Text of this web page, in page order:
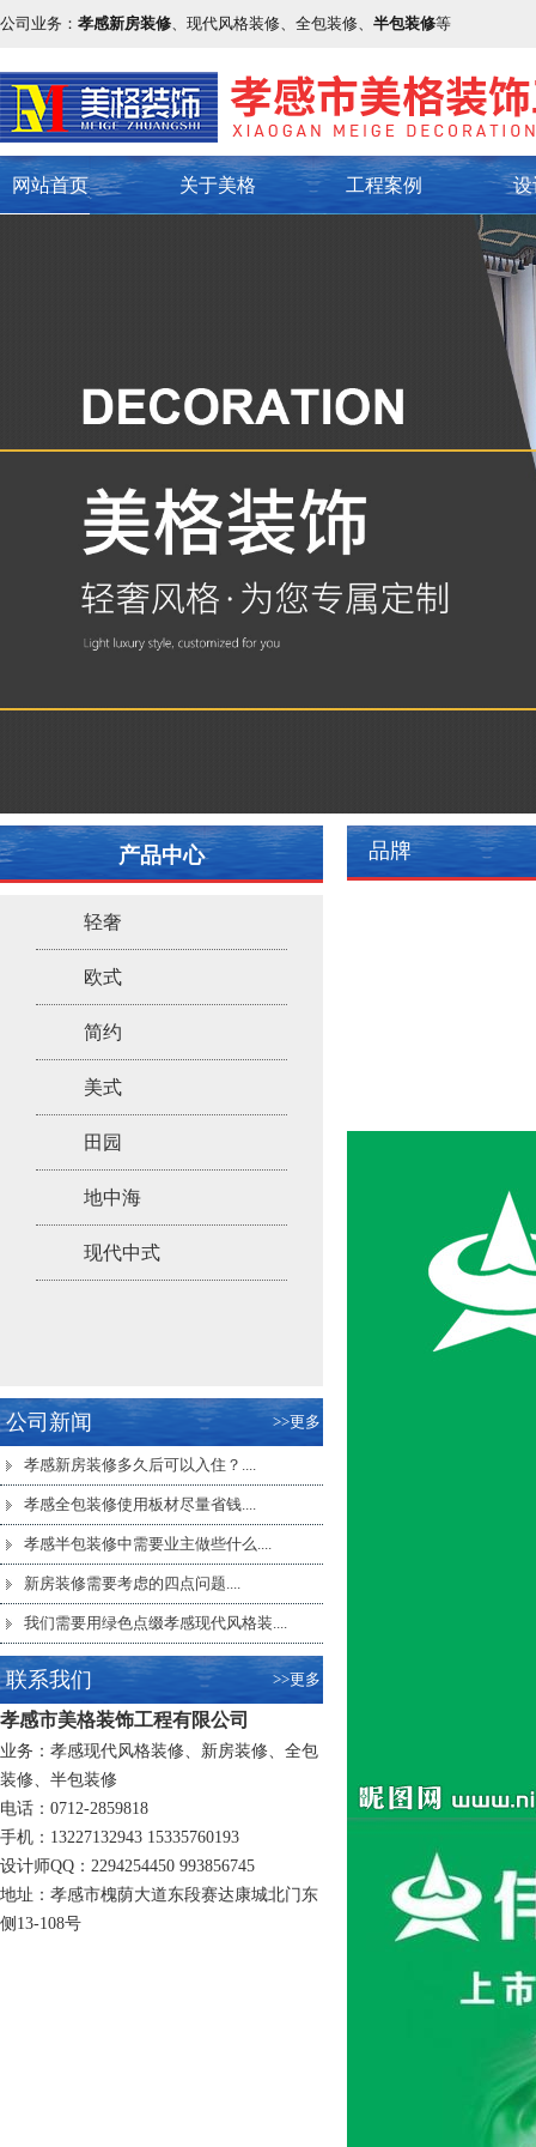
公司业务： 孝感新房装修、现代风格装修、全包装修、 半包装修等
网站首页 关于美格 工程案例 设
产品中心
轻奢
欧式
简约
美式
田园
地中海
现代中式
公司新闻 >>更多
孝感新房装修多久后可以入住？....
孝感全包装修使用板材尽量省钱....
孝感半包装修​中需要业主做些什么....
新房装修需要考虑的四点问题....
我们需要用绿色点缀孝感现代风格装....
联系我们 >>更多
孝感市美格装饰工程有限公司
业务： 孝感现代风格装修、新房装修、全包
装修、半包装修
电话：0712-2859818
手机：13227132943 15335760193
设计师QQ：2294254450 993856745
地址：孝感市槐荫大道东段赛达康城北门东
侧13-108号
品牌